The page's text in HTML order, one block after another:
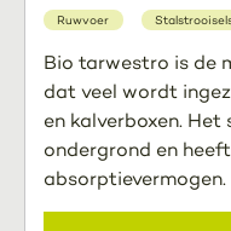
Ruwvoer
Bio tarwestro is de
dat veel wordt
en kalverboxen.
ondergrond en
absorptievermogen.